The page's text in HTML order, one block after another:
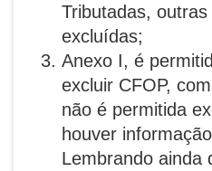
Tributadas,
excluídas;
Anexo I, é
excluir CFOP,
não é permitida
houver
Lembrando ainda